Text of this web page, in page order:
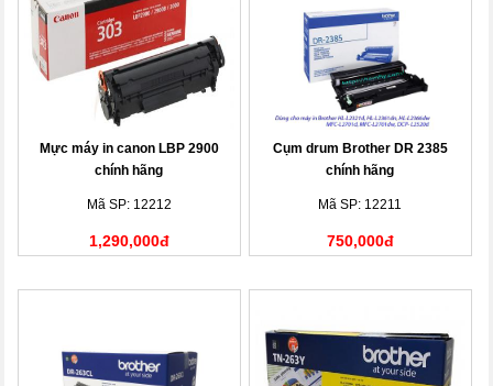
Mực máy in canon LBP 2900
chính hãng
Mã SP: 12212
1,290,000đ
Cụm drum Brother DR 2385
chính hãng
Mã SP: 12211
750,000đ